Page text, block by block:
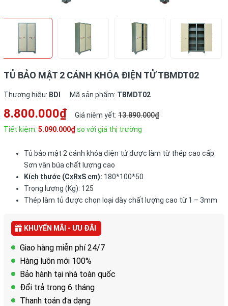
TỦ BẢO MẬT 2 CÁNH KHÓA ĐIỆN TỬ TBMDT02
Thương hiệu: BDI Mã sản phẩm: TBMDT02
8.800.000₫ Giá niêm yết: 13.890.000₫
Tiết kiệm: 5.090.000₫so với giá thị trường
Tủ bảo mật 2 cánh khóa điện tử được làm từ thép cao cấp.
Sơn vân búa chất lượng cao
Kích thước (CxRxS cm): 180*100*50
Trọng lượng (Kg): 125
Thép làm tủ được chọn loại dày chất lượng cao từ 1 – 3mm
KHUYẾN MÃI - ƯU ĐÃI
Giao hàng miễn phí 24/7
Hàng luôn mới 100%
Bảo hành tại nhà toàn quốc
Đổi trả trong 6 tháng
Thanh toán đa dạng